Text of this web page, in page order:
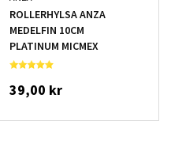
ROLLERHYLSA ANZA
MEDELFIN 10CM
PLATINUM MICMEX
39,00 kr